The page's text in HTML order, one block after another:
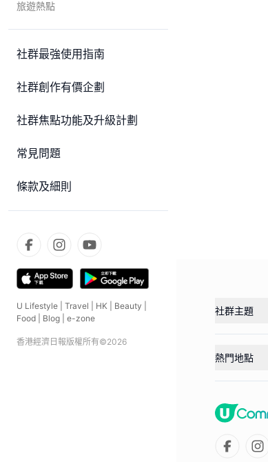
旅遊熱點
社群最強使用指南
社群創作有價企劃
社群焦點功能及升級計劃
常見問題
條款及細則
U Lifestyle Travel HK Beauty
Food
Blog e-zone
香港經濟日報版權所有©2026
社群主題
熱門地點